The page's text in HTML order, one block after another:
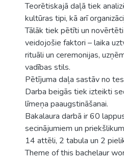
Teorētiskajā daļā tiek
kultūras tipi, kā arī
Tālāk tiek pētīti un novērtēti
veidojošie faktori – laika
rituāli un ceremonijas,
vadības stils.
Pētījuma daļa sastāv no
Darba beigās tiek izteikti
līmeņa paaugstināšanai.
Bakalaura darbā ir 60
secinājumiem un
14 attēli, 2 tabula un 2
Theme of this bachelaur